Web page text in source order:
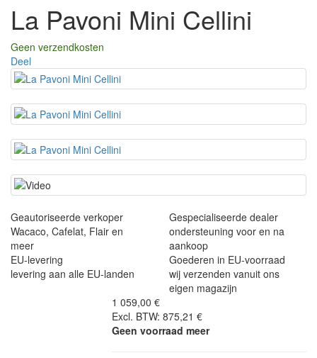
La Pavoni Mini Cellini
Geen verzendkosten
Deel
Geautoriseerde verkoper
Wacaco, Cafelat, Flair en
meer
Gespecialiseerde dealer
ondersteuning voor en na
aankoop
EU-levering
levering aan alle EU-landen
Goederen in EU-voorraad
wij verzenden vanuit ons
eigen magazijn
1 059,00 €
Excl. BTW: 875,21 €
Geen voorraad meer